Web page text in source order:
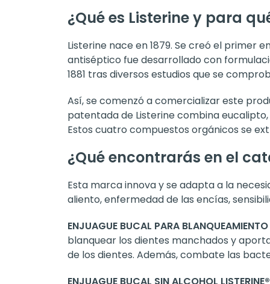
¿Qué es Listerine y para
Listerine nace en 1879. Se creó el primer
antiséptico fue desarrollado con
1881 tras diversos estudios que se
Así, se comenzó a comercializar este
patentada de Listerine combina
Estos cuatro compuestos orgánicos se
¿Qué encontrarás en el
Esta marca innova y se adapta a la
aliento, enfermedad de las encías,
ENJUAGUE BUCAL PARA
blanquear los dientes manchados y
de los dientes. Además, combate las